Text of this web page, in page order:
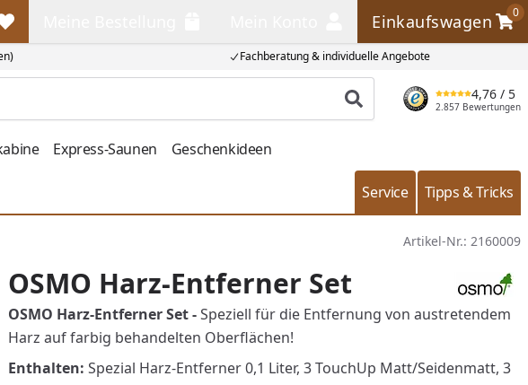
Fachberatung & individuelle Angebote
Einkaufswagen
0
Einkaufswagen
Produkt suchen
4,76 / 5
2.857 Bewertungen
Express-Saunen Geschenkideen
Service Tipps & Tricks
Artikel-Nr.: 2160009
OSMO Harz-Entferner Set
OSMO Harz-Entferner Set -Speziell für die Entfernung von austretendem
Harz auf farbig behandelten Oberflächen!
Enthalten: Spezial Harz-Entferner 0,1 Liter, 3 TouchUp Matt/Seidenmatt, 3